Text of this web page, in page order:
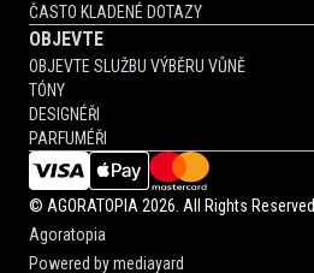
ČASTO KLADENÉ DOTAZY
OBJEVTE
OBJEVTE SLUŽBU VÝBĚRU VŮNĚ
TÓNY
DESIGNÉŘI
PARFUMÉŘI
© AGORATOPIA 2026. All Rights Reserved.
Agoratopia
Powered bymediayard